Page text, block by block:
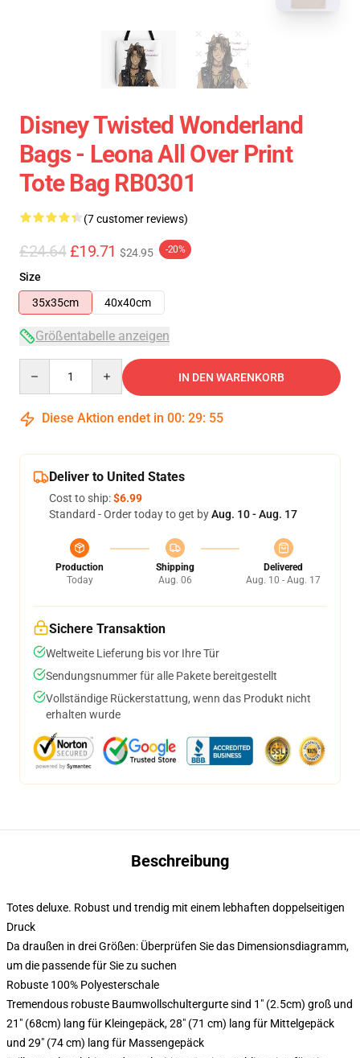
Disney Twisted Wonderland
Bags - Leona All Over Print
Tote Bag RB0301
(7 customer reviews)
£24.64 £19.71 $24.95 -20%
Size
35x35cm
40x40cm
Größentabelle anzeigen
IN DEN WARENKORB
Diese Aktion endet in 00: 29: 54
Deliver to United States
Cost to ship:$6.99
Standard - Order today to get byAug. 10 - Aug. 17
Production
Today
Shipping
Aug. 06
Delivered
Aug. 10 - Aug. 17
Sichere Transaktion
Weltweite Lieferung bis vor Ihre Tür
Sendungsnummer für alle Pakete bereitgestellt
Vollständige Rückerstattung, wenn das Produkt nicht
erhalten wurde
Beschreibung
Totes deluxe. Robust und trendig mit einem lebhaften doppelseitigen
Druck
Da draußen in drei Größen: Überprüfen Sie das Dimensionsdiagramm,
um die passende für Sie zu suchen
Robuste 100% Polyesterschale
Tremendous robuste Baumwollschultergurte sind 1" (2.5cm) groß und
21" (68cm) lang für Kleingepäck, 28" (71 cm) lang für Mittelgepäck
und 29" (74 cm) lang für Massengepäck